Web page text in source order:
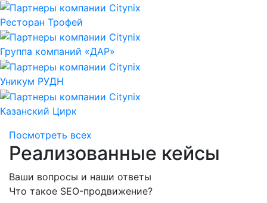
Ресторан Трофей
Группа компаний «ДАР»
Уникум РУДН
Казанский Цирк
Посмотреть всех
Реализованные кейсы
Ваши вопросы и наши ответы
Что такое SEO-продвижение?